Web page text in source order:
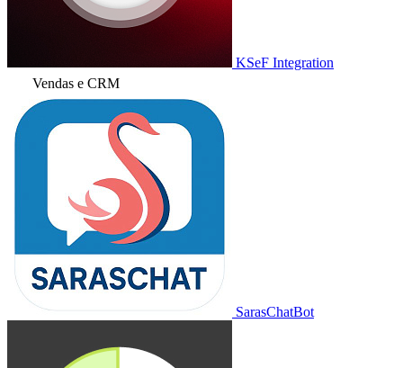
KSeF Integration
Vendas e CRM
SarasChatBot